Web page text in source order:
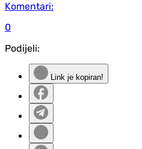
Komentari:
0
Podijeli:
Link je kopiran!